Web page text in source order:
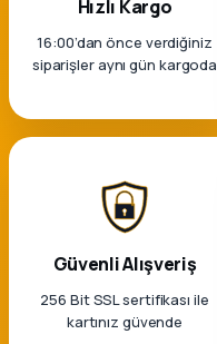
Parça
Hızlı Kargo
16:00’dan önce verdiğiniz
siparişler aynı gün kargoda
Güvenli Alışveriş
256 Bit SSL sertifikası ile
kartınız güvende